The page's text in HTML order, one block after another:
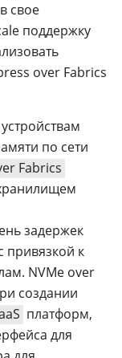
свое
поддержку
over Fabrics
по сети
Fabrics
задержек
привязкой к
NVMe over
создании
платформ,
для